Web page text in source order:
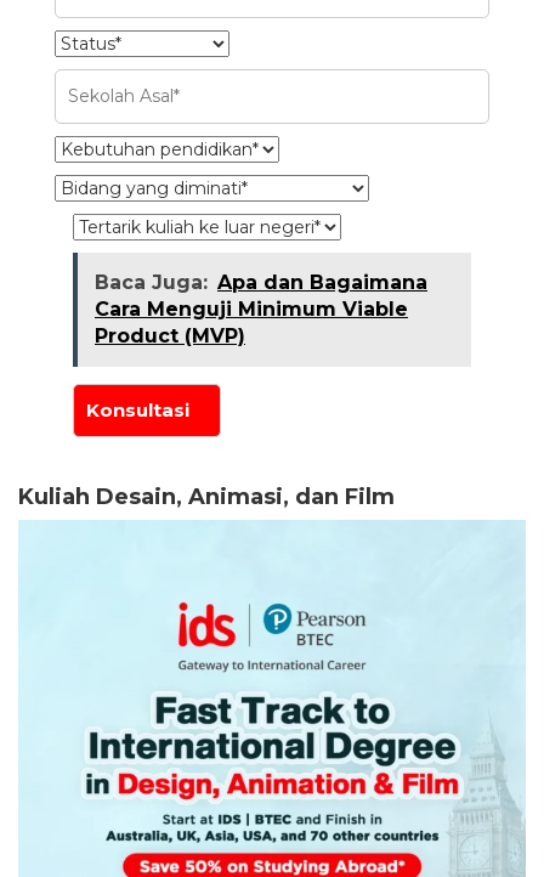
Baca Juga: Apa dan Bagaimana
Cara Menguji Minimum Viable
Product (MVP)
Kuliah Desain, Animasi, dan Film